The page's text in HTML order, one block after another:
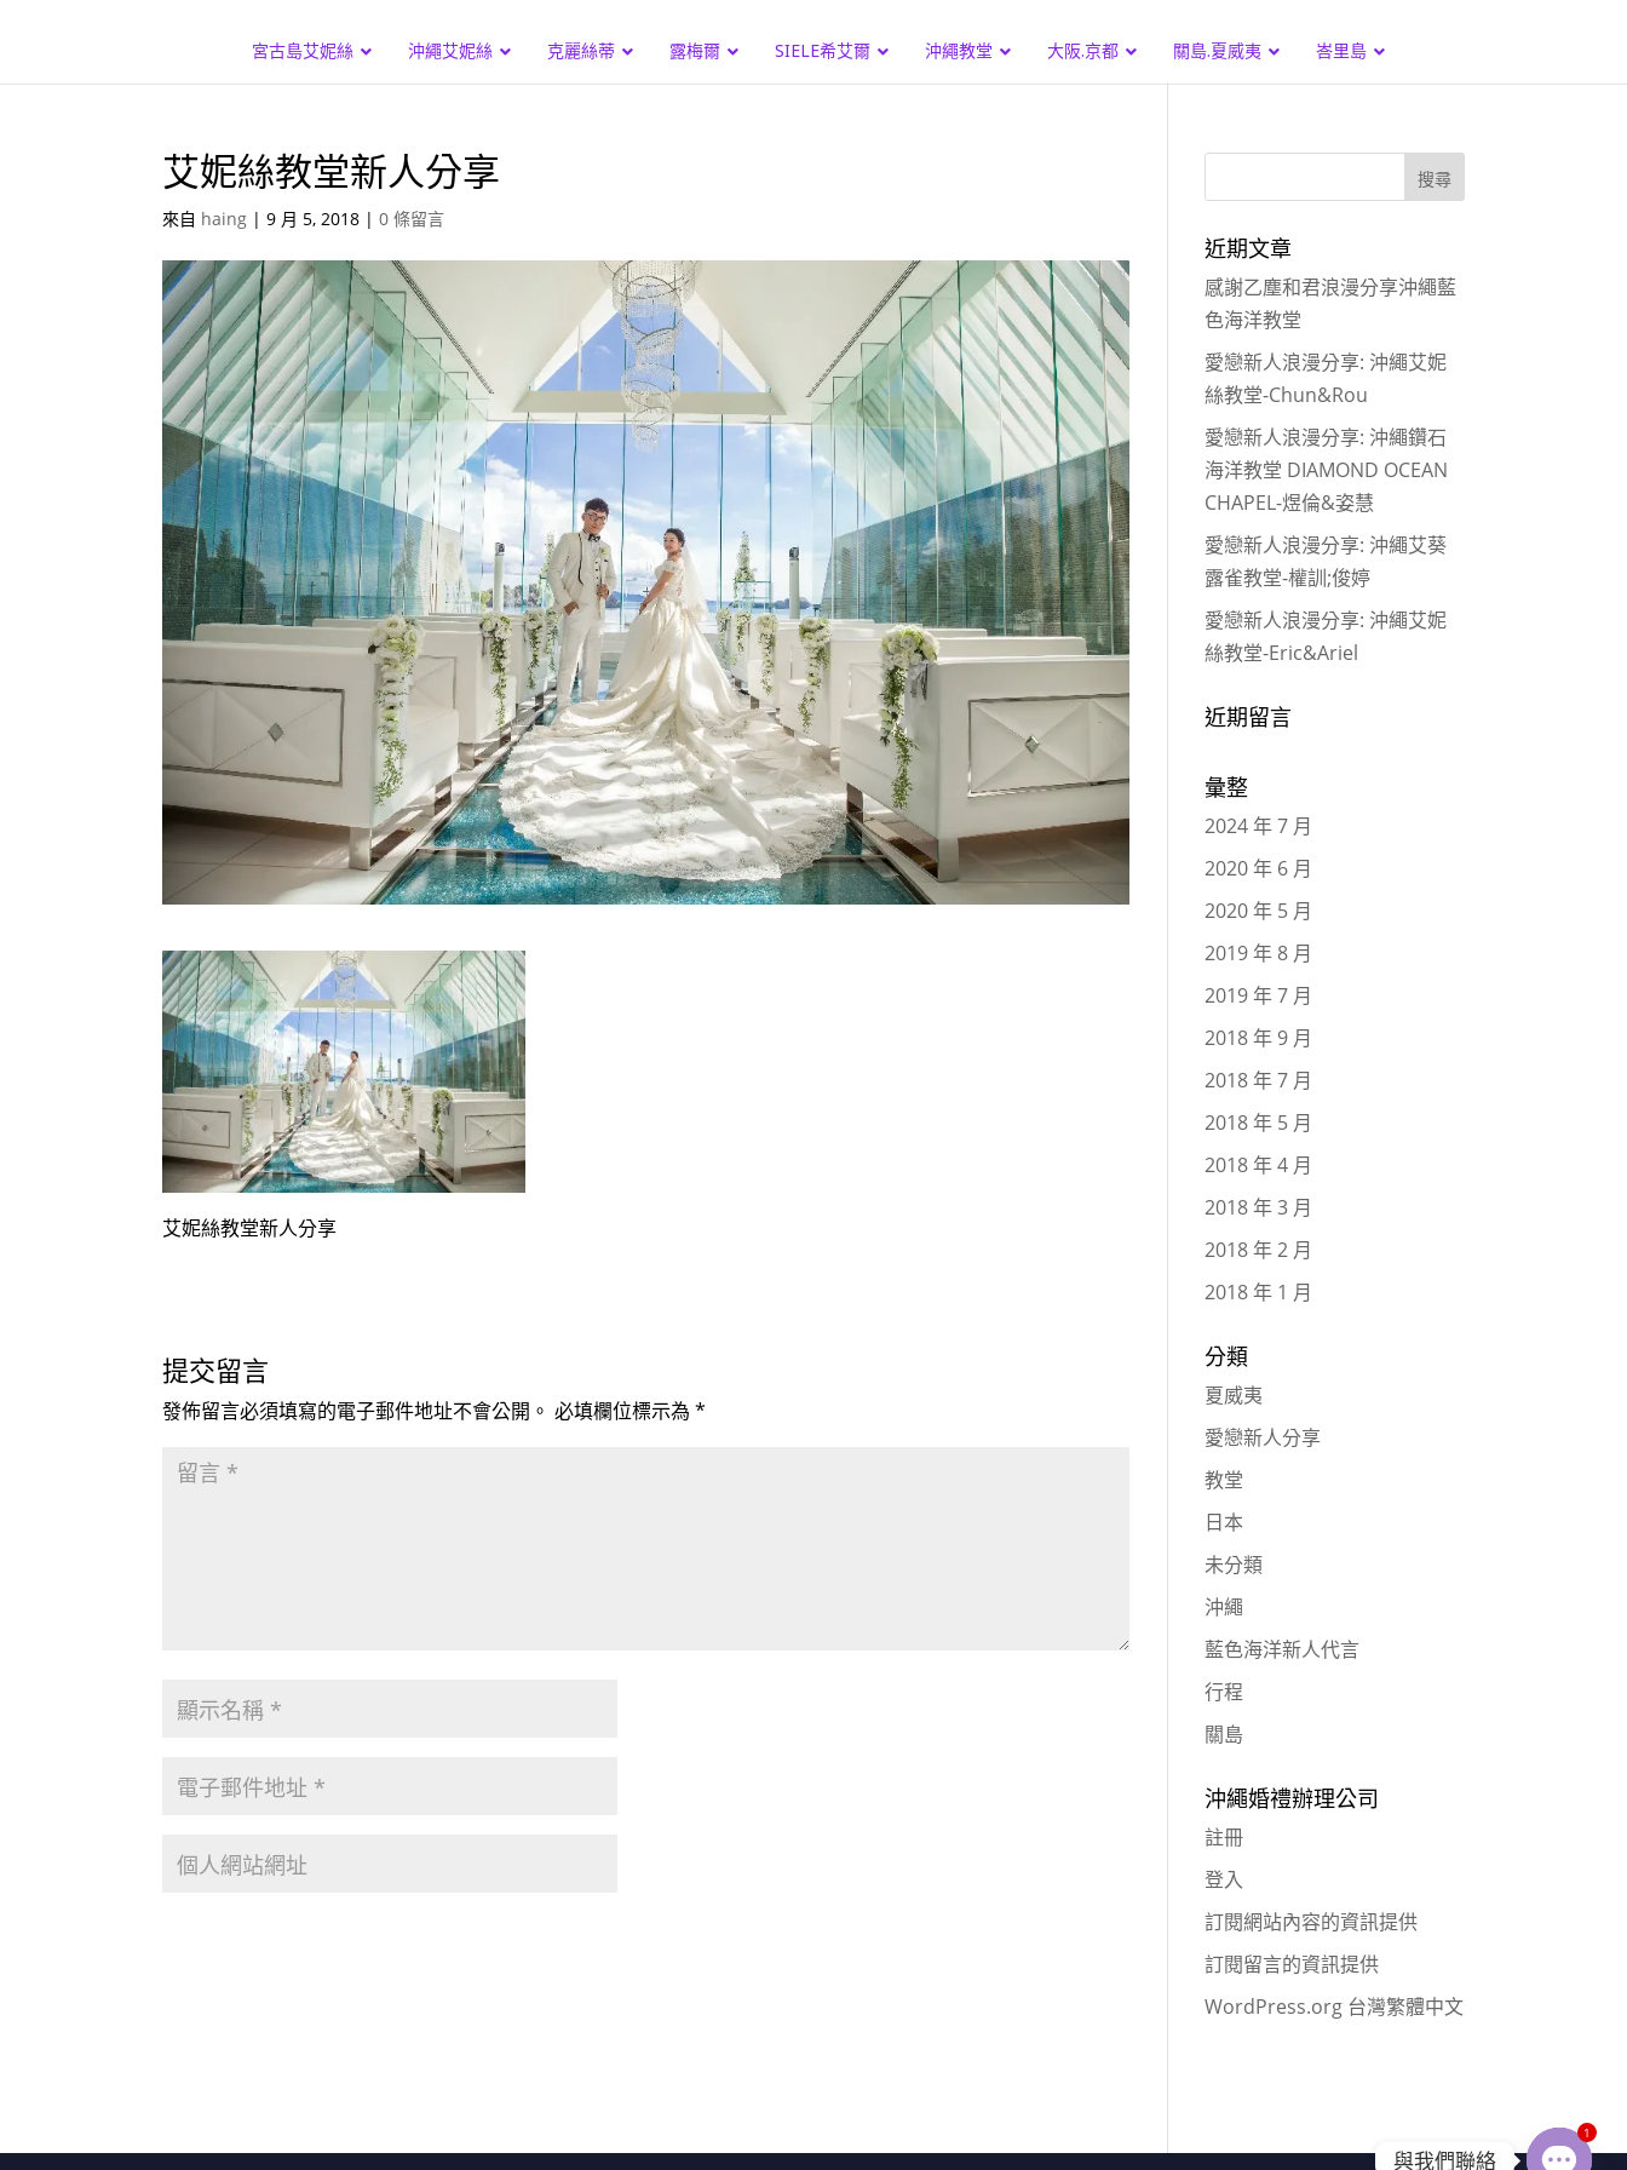
宮古島艾妮絲 沖繩艾妮絲 克麗絲蒂 露梅爾 SIELE希艾爾 沖繩教堂 大阪.京都 關島.夏威夷 峇里島
艾妮絲教堂新人分享
來自 haing |9 月 5, 2018 |0 條留言
艾妮絲教堂新人分享
提交留言
發佈留言必須填寫的電子郵件地址不會公開。 必填欄位標示為*
近期文章
感謝乙塵和君浪漫分享沖繩藍
色海洋教堂
愛戀新人浪漫分享: 沖繩艾妮
絲教堂-Chun&Rou
愛戀新人浪漫分享: 沖繩鑽石
海洋教堂 DIAMOND OCEAN
CHAPEL-煜倫&姿慧
愛戀新人浪漫分享: 沖繩艾葵
露雀教堂-權訓;俊婷
愛戀新人浪漫分享: 沖繩艾妮
絲教堂-Eric&Ariel
近期留言
彙整
2024 年 7 月
2020 年 6 月
2020 年 5 月
2019 年 8 月
2019 年 7 月
2018 年 9 月
2018 年 7 月
2018 年 5 月
2018 年 4 月
2018 年 3 月
2018 年 2 月
2018 年 1 月
分類
夏威夷
愛戀新人分享
教堂
日本
未分類
沖繩
藍色海洋新人代言
行程
關島
沖繩婚禮辦理公司
註冊
登入
訂閱網站內容的資訊提供
訂閱留言的資訊提供
WordPress.org 台灣繁體中文
與我們聯絡
1